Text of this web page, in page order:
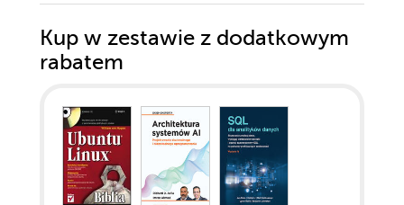
Kup w zestawie z dodatkowym
rabatem